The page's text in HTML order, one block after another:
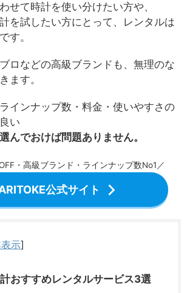
せて時計を使い分けたい方や、
を試したい方にとって、レンタルは
す。
ロなどの高級ブランドも、無理のな
ます。
インナップ数・料金・使いやすさの
い
んでおけば問題ありません。
・高級ブランド・ラインナップ数No1／
公式サイト
示]
おすすめレンタルサービス3選